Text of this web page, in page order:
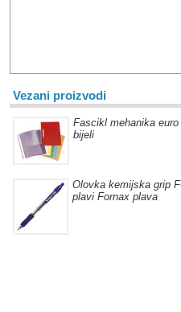
Vezani proizvodi
Fascikl mehanika
bijeli
Olovka kemijska grip
plavi Fornax plava